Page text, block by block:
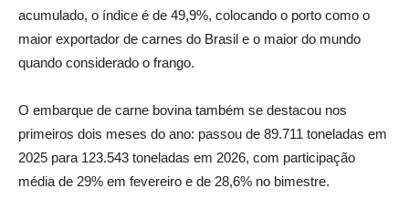
acumulado, o índice é de 49,9%, colocando o porto como o
maior exportador de carnes do Brasil e o maior do mundo
quando considerado o frango.
O embarque de carne bovina também se destacou nos
primeiros dois meses do ano: passou de 89.711 toneladas em
2025 para 123.543 toneladas em 2026, com participação
média de 29% em fevereiro e de 28,6% no bimestre.